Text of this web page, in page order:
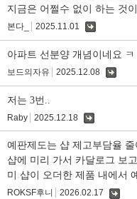
지금은 어쩔수 없이 하는 것
본다_ 2025.11.01
아파트 선분양 개념이네요 ㅋ
보드의자유 2025.12.08
저는 3번..
Raby 2025.12.18
예판제도는 샵 제고부담율
샵에 미리 가서 카달로그 보
미 샵이 오더한 제품 내에서
ROKSF후니 2026.02.17